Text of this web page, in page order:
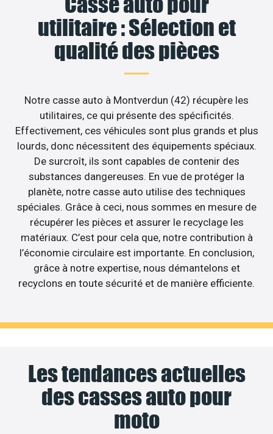
utilitaire : Sélection et
qualité des pièces
Notre casse auto à Montverdun (42) récupère les
utilitaires, ce qui présente des spécificités.
Effectivement, ces véhicules sont plus grands et plus
lourds, donc nécessitent des équipements spéciaux.
De surcroît, ils sont capables de contenir des
substances dangereuses. En vue de protéger la
planète, notre casse auto utilise des techniques
spéciales. Grâce à ceci, nous sommes en mesure de
récupérer les pièces et assurer le recyclage les
matériaux. C’est pour cela que, notre contribution à
l’économie circulaire est importante. En conclusion,
grâce à notre expertise, nous démantelons et
recyclons en toute sécurité et de manière efficiente.
Les tendances actuelles
des casses auto pour
moto